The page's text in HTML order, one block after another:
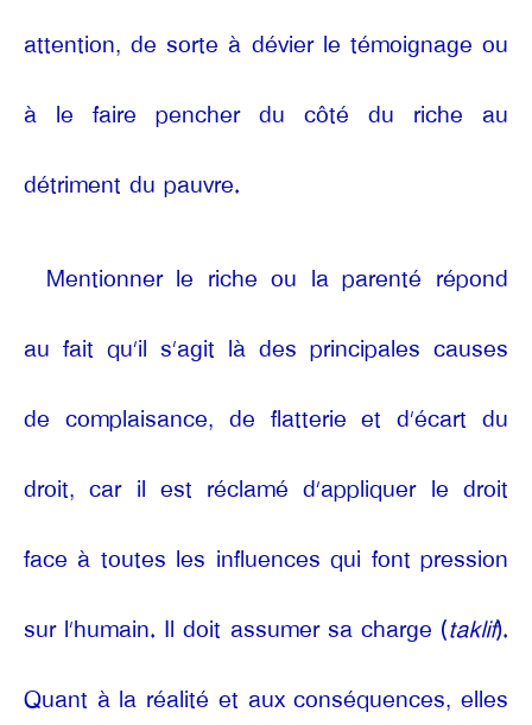
attention, de sorte à dévier le témoignage ou
à le faire pencher du côté du riche au
détriment du pauvre.
Mentionner le riche ou la parenté répond
au fait qu’il s’agit là des principales causes
de complaisance, de flatterie et d’écart du
droit, car il est réclamé d’appliquer le droit
face à toutes les influences qui font pression
sur l’humain. Il doit assumer sa charge (taklif).
Quant à la réalité et aux conséquences, elles